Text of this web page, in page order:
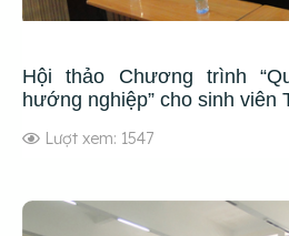
Hội thảo Chương trình
hướng nghiệp” cho sinh viên
Lượt xem: 1547